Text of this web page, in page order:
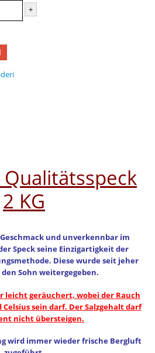
+
2 KG
und unverkennbar im
Speck seine Einzigartigkeit der
Diese wurde seit jeher
Sohn weitergegeben.
leicht geräuchert, wobei der Rauch
sein darf. Der Salzgehalt darf
nicht übersteigen.
wird immer wieder frische Bergluft